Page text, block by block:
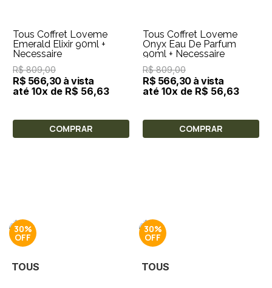
Tous Coffret Loveme
Emerald Elixir 90ml +
Necessaire
R$ 809,00
R$ 566,30 à vista
até 10x de R$ 56,63
COMPRAR
Tous Coffret Loveme
Onyx Eau De Parfum
90ml + Necessaire
R$ 809,00
R$ 566,30 à vista
até 10x de R$ 56,63
COMPRAR
30%
TOUS
30%
TOUS